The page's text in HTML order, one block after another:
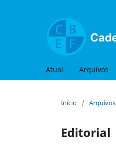
Atual Arquivos
Início / Arquivos
Editorial